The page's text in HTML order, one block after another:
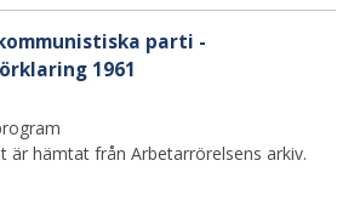
parti -
1961
är hämtat från Arbetarrörelsens arkiv.